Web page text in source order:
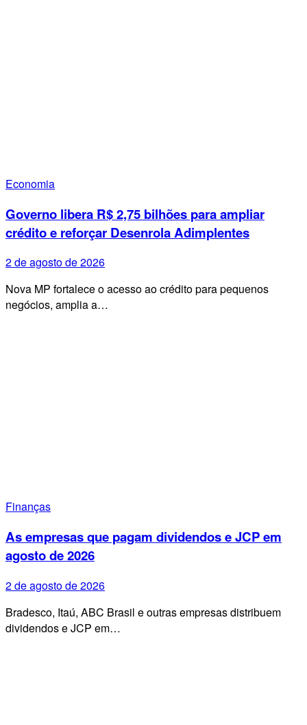
Economia
Governo libera R$ 2,75 bilhões para ampliar
crédito e reforçar Desenrola Adimplentes
2 de agosto de 2026
Nova MP fortalece o acesso ao crédito para pequenos
negócios, amplia a…
Finanças
As empresas que pagam dividendos e JCP em
agosto de 2026
2 de agosto de 2026
Bradesco, Itaú, ABC Brasil e outras empresas distribuem
dividendos e JCP em…